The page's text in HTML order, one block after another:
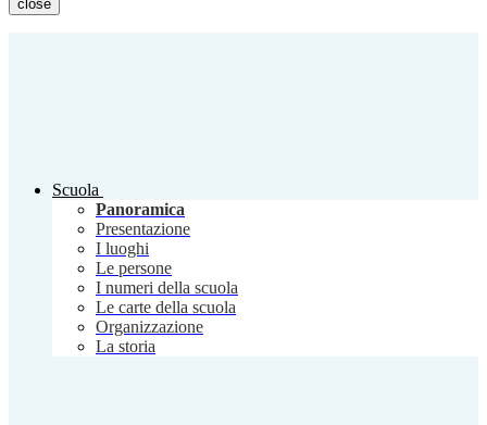
close
Scuola
Panoramica
Presentazione
I luoghi
Le persone
I numeri della scuola
Le carte della scuola
Organizzazione
La storia